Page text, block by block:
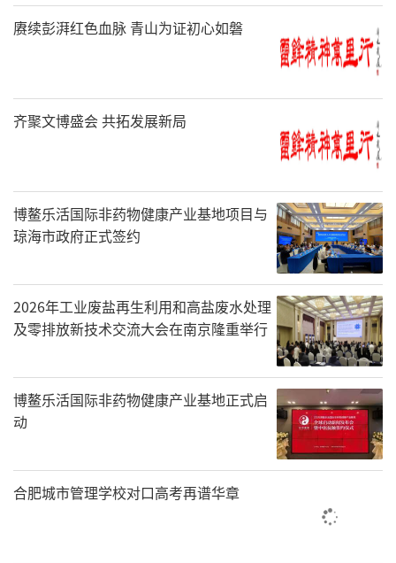
赓续彭湃红色血脉 青山为证初心如磐
齐聚文博盛会 共拓发展新局
博鳌乐活国际非药物健康产业基地项目与
琼海市政府正式签约
2026年工业废盐再生利用和高盐废水处理
及零排放新技术交流大会在南京隆重举行
博鳌乐活国际非药物健康产业基地正式启
动
合肥城市管理学校对口高考再谱华章